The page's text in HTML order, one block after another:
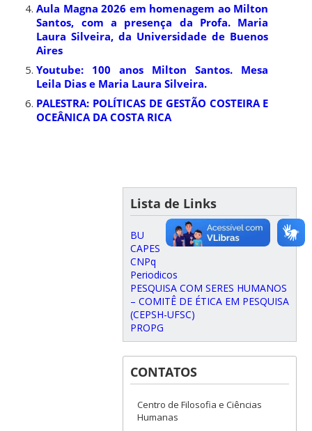
Aula Magna 2026 em homenagem ao Milton
Santos, com a presença da Profa. Maria
Laura Silveira, da Universidade de Buenos
Aires
Youtube: 100 anos Milton Santos. Mesa
Leila Dias e Maria Laura Silveira.
PALESTRA: POLÍTICAS DE GESTÃO COSTEIRA E
OCEÂNICA DA COSTA RICA
Lista de Links
BU
CAPES
CNPq
Periodicos
PESQUISA COM SERES HUMANOS
– COMITÊ DE ÉTICA EM PESQUISA
(CEPSH-UFSC)
PROPG
CONTATOS
Centro de Filosofia e Ciências
Humanas